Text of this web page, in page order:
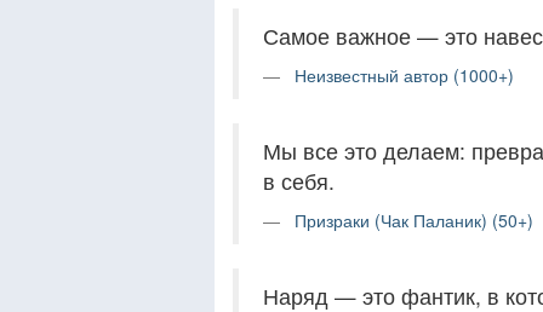
Самое важное — это
Неизвестный автор (1000+)
Мы все это делаем:
в себя.
Призраки (Чак Паланик) (50+)
Наряд — это фантик, в